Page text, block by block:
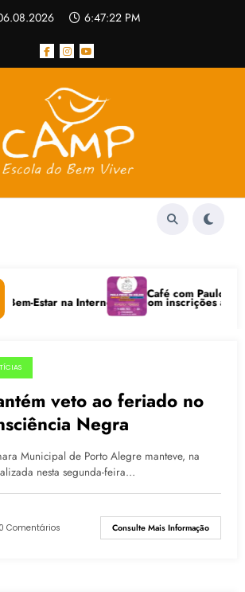
6:47:22 PM
na Internet está com inscrições abertas
Café com Paulo Freire
veto ao feriado no
Negra
Municipal de Porto Alegre manteve, na
nesta segunda-feira…
0 Comentários Consulte Mais Informação